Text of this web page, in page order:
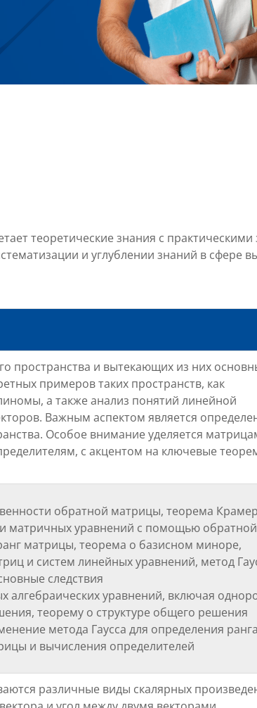
теоретические знания с
и углублении знаний в сфере
пространства и вытекающих из них
примеров таких пространств, как
а также анализ понятий линейной
Важным аспектом является
Особое внимание уделяется
с акцентом на ключевые
обратной матрицы, теорема
матричных уравнений с помощью обратной
матрицы, теорема о базисном миноре,
и систем линейных уравнений, метод
следствия
алгебраических уравнений, включая
теорему о структуре общего решения
метода Гаусса для определения ранга
и вычисления определителей
различные виды скалярных